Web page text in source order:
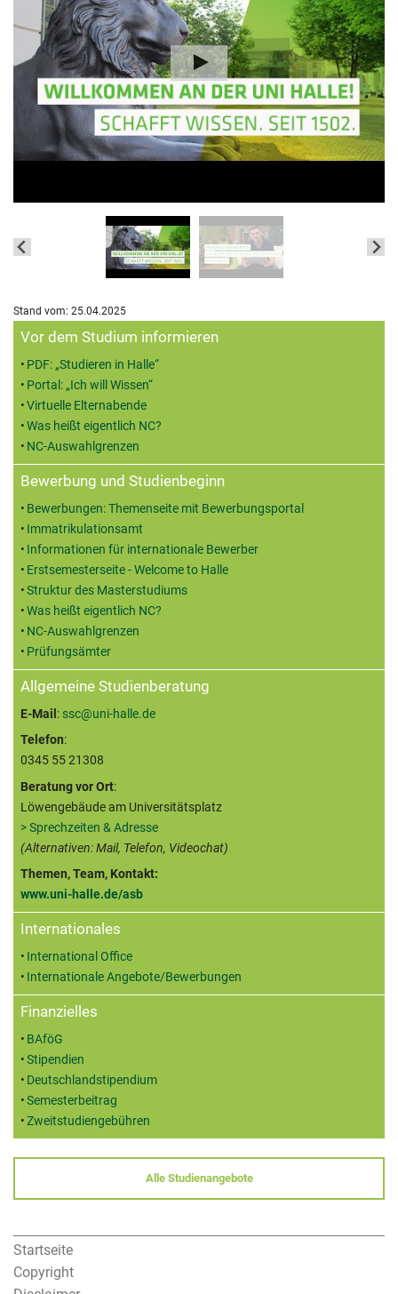
Stand vom: 25.04.2025
Zusatzinformationen
Vor dem Studium informieren
PDF: „Studieren in Halle“
Portal: „Ich will Wissen“
Virtuelle Elternabende
Was heißt eigentlich NC?
NC-Auswahlgrenzen
Bewerbung und Studienbeginn
Bewerbungen: Themenseite mit Bewerbungsportal
Immatrikulationsamt
Informationen für internationale Bewerber
Erstsemesterseite - Welcome to Halle
Struktur des Masterstudiums
Was heißt eigentlich NC?
NC-Auswahlgrenzen
Prüfungsämter
Allgemeine Studienberatung
E-Mail : ssc@uni-halle.de
Telefon:
0345 55 21308
Beratung vor Ort:
Löwengebäude am Universitätsplatz
> Sprechzeiten & Adresse
(Alternativen: Mail, Telefon, Videochat)
Themen, Team, Kontakt:
www.uni-halle.de/asb
Internationales
International Office
Internationale Angebote/Bewerbungen
Finanzielles
BAföG
Stipendien
Deutschlandstipendium
Semesterbeitrag
Zweitstudiengebühren
Alle Studienangebote
Startseite
Copyright